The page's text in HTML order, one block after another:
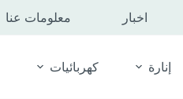
اخبار معلومات عنا
إنارة كهربائيات